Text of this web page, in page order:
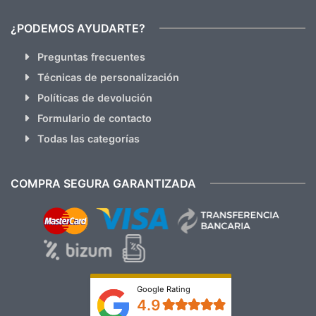
¿PODEMOS AYUDARTE?
Preguntas frecuentes
Técnicas de personalización
Políticas de devolución
Formulario de contacto
Todas las categorías
COMPRA SEGURA GARANTIZADA
Google Rating
4.9